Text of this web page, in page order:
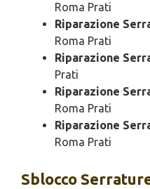
Roma Prati
Riparazione
Roma Prati
Riparazione
Prati
Riparazione
Roma Prati
Riparazione
Roma Prati
Sblocco